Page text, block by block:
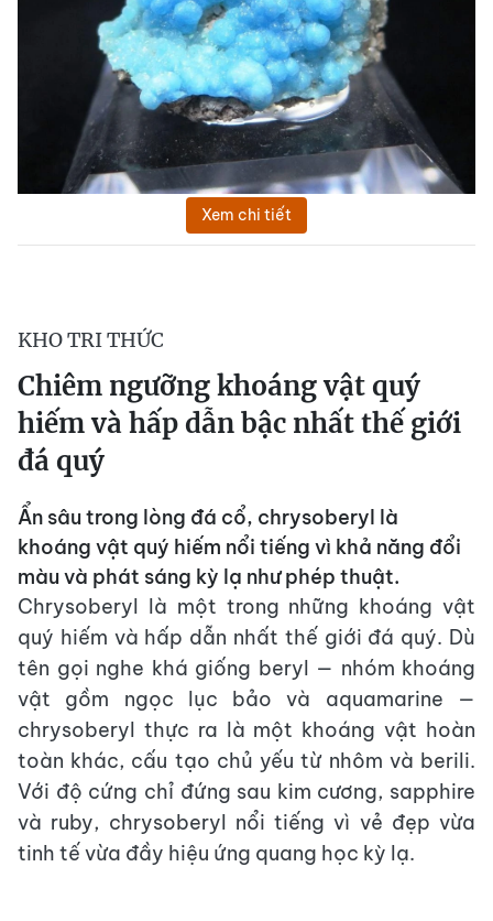
Xem chi tiết
KHO TRI THỨC
Chiêm ngưỡng khoáng vật quý
hiếm và hấp dẫn bậc nhất thế giới
đá quý
Ẩn sâu trong lòng đá cổ, chrysoberyl là
khoáng vật quý hiếm nổi tiếng vì khả năng đổi
màu và phát sáng kỳ lạ như phép thuật.
Chrysoberyl là một trong những khoáng vật
quý hiếm và hấp dẫn nhất thế giới đá quý. Dù
tên gọi nghe khá giống beryl — nhóm khoáng
vật gồm ngọc lục bảo và aquamarine —
chrysoberyl thực ra là một khoáng vật hoàn
toàn khác, cấu tạo chủ yếu từ nhôm và berili.
Với độ cứng chỉ đứng sau kim cương, sapphire
và ruby, chrysoberyl nổi tiếng vì vẻ đẹp vừa
tinh tế vừa đầy hiệu ứng quang học kỳ lạ.